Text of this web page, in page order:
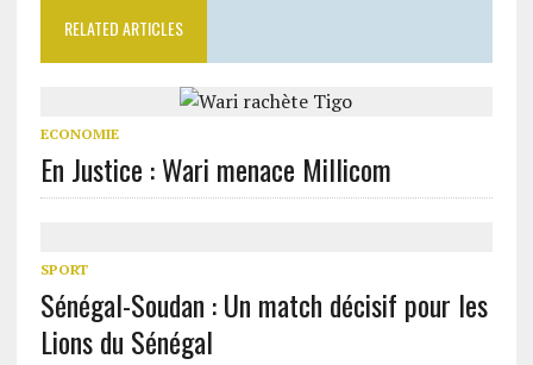
RELATED ARTICLES
ECONOMIE
En Justice : Wari menace Millicom
SPORT
Sénégal-Soudan : Un match décisif pour les
Lions du Sénégal